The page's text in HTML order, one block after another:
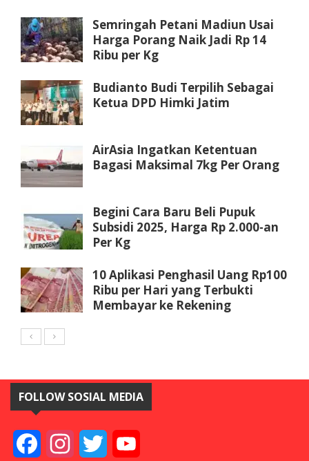
Semringah Petani Madiun Usai
Harga Porang Naik Jadi Rp 14
Ribu per Kg
Budianto Budi Terpilih Sebagai
Ketua DPD Himki Jatim
AirAsia Ingatkan Ketentuan
Bagasi Maksimal 7kg Per Orang
Begini Cara Baru Beli Pupuk
Subsidi 2025, Harga Rp 2.000-an
Per Kg
10 Aplikasi Penghasil Uang Rp100
Ribu per Hari yang Terbukti
Membayar ke Rekening
FOLLOW SOSIAL MEDIA
FacebookInstagramTwitter